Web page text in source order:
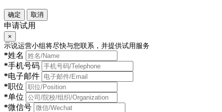
确定 取消
申请试用
×
示说运营小组将尽快与您联系，并提供试用服务
*姓名
*手机号码
*电子邮件
*职位
*单位
*微信号